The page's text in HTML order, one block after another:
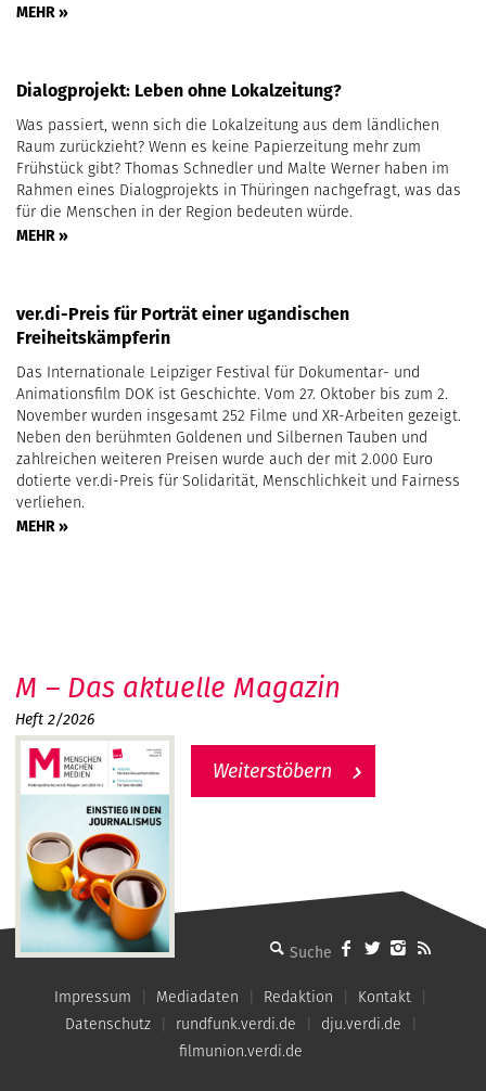
MEHR »
Dialogprojekt: Leben ohne Lokalzeitung?
Was passiert, wenn sich die Lokalzeitung aus dem ländlichen
Raum zurückzieht? Wenn es keine Papierzeitung mehr zum
Frühstück gibt? Thomas Schnedler und Malte Werner haben im
Rahmen eines Dialogprojekts in Thüringen nachgefragt, was das
für die Menschen in der Region bedeuten würde.
MEHR »
ver.di-Preis für Porträt einer ugandischen
Freiheitskämpferin
Das Internationale Leipziger Festival für Dokumentar- und
Animationsfilm DOK ist Geschichte. Vom 27. Oktober bis zum 2.
November wurden insgesamt 252 Filme und XR-Arbeiten gezeigt.
Neben den berühmten Goldenen und Silbernen Tauben und
zahlreichen weiteren Preisen wurde auch der mit 2.000 Euro
dotierte ver.di-Preis für Solidarität, Menschlichkeit und Fairness
verliehen.
MEHR »
MMM - Menschen machen Medien
M – Das aktuelle Magazin
Heft 2/2026
Weiterstöbern
Impressum Mediadaten Redaktion
Kontakt
Datenschutz
rundfunk.verdi.de
dju.verdi.de
filmunion.verdi.de